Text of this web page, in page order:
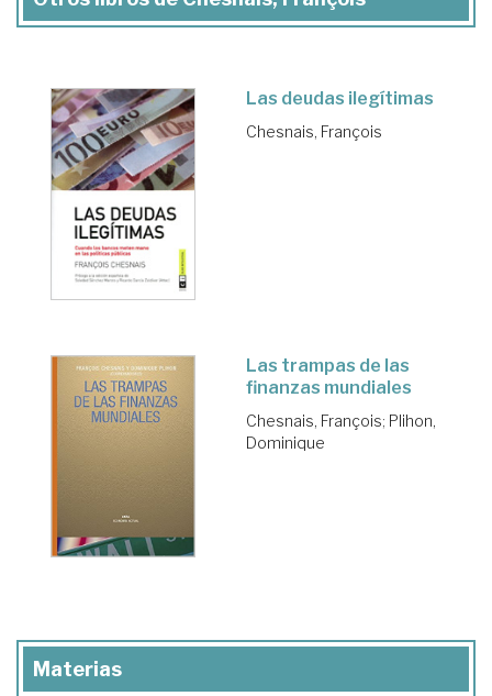
Las deudas ilegítimas
Chesnais, François
Las trampas de las
finanzas mundiales
Chesnais, François; Plihon,
Dominique
Materias